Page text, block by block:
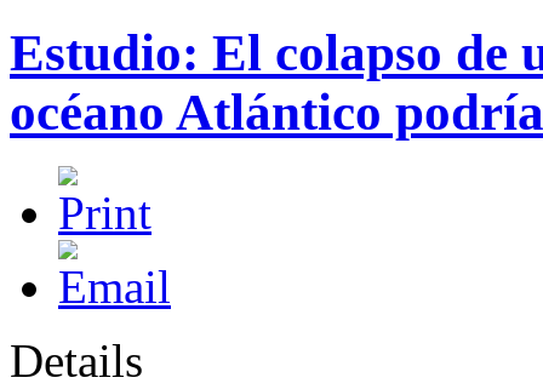
Estudio: El colapso de
océano Atlántico
Details